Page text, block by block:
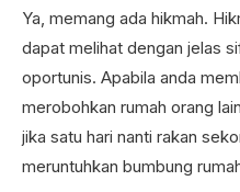
Ya, memang ada hikmah.
dapat melihat dengan jelas
oportunis. Apabila anda
merobohkan rumah orang
jika satu hari nanti rakan
meruntuhkan bumbung